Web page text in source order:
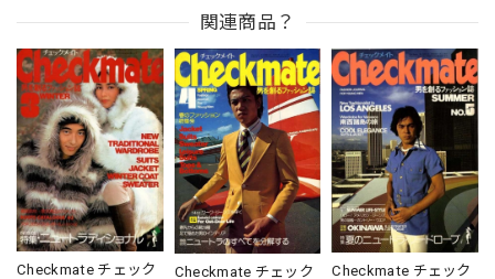
関連商品？
Checkmate チェック Checkmate チェック Checkmate チェック